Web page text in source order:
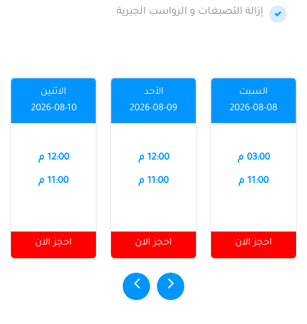
إزالة التصبغات و الرواسب الجيرية
السبت
2026-08-08
03:00 م
11:00 م
احجز الان
الأحد
2026-08-09
12:00 م
11:00 م
احجز الان
الاثنين
2026-08-10
12:00 م
11:00 م
احجز الان